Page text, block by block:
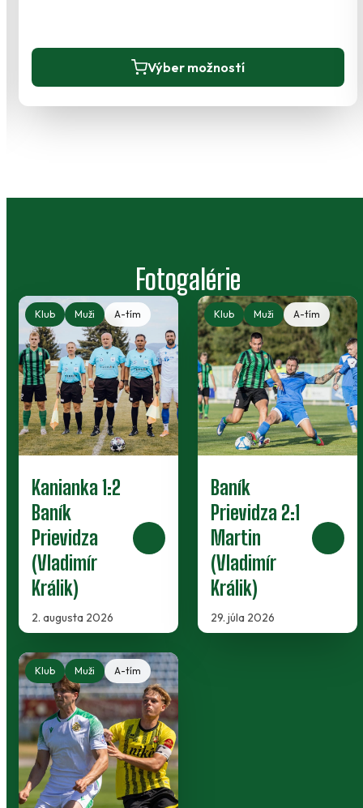
Výber možností
Tento
Fotogalérie
Klub Muži A-tím
Kanianka 1:2
Baník
Prievidza
(Vladimír
Králik)
2. augusta 2026
Klub Muži A-tím
Baník
Prievidza 2:1
Martin
(Vladimír
Králik)
29. júla 2026
Klub Muži A-tím